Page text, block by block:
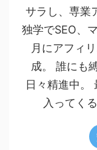
サラし、専業
独学でSEO、
月にアフィ
成。 誰にも
日々精進中。
入ってく